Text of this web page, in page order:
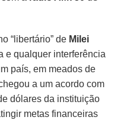
“libertário” de Milei
e qualquer interferência
país, em meados de
a um acordo com
dólares da instituição
metas financeiras